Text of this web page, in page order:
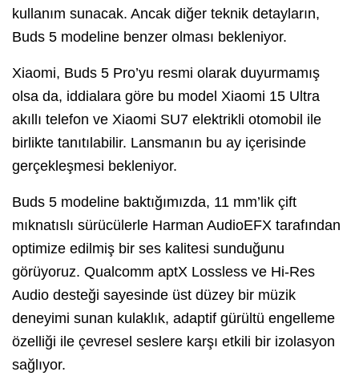
kullanım sunacak. Ancak diğer teknik detayların,
Buds 5 modeline benzer olması bekleniyor.
Xiaomi, Buds 5 Pro’yu resmi olarak duyurmamış
olsa da, iddialara göre bu model Xiaomi 15 Ultra
akıllı telefon ve Xiaomi SU7 elektrikli otomobil ile
birlikte tanıtılabilir. Lansmanın bu ay içerisinde
gerçekleşmesi bekleniyor.
Buds 5 modeline baktığımızda, 11 mm’lik çift
mıknatıslı sürücülerle Harman AudioEFX tarafından
optimize edilmiş bir ses kalitesi sunduğunu
görüyoruz. Qualcomm aptX Lossless ve Hi-Res
Audio desteği sayesinde üst düzey bir müzik
deneyimi sunan kulaklık, adaptif gürültü engelleme
özelliği ile çevresel seslere karşı etkili bir izolasyon
sağlıyor.